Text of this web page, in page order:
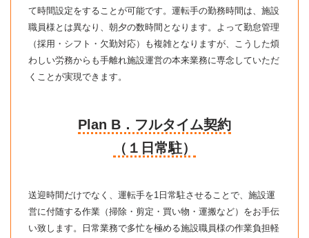
て時間設定をすることが可能です。運転手の勤務時間は、施設
職員様とは異なり、朝夕の数時間となります。よって勤怠管理
（採用・シフト・欠勤対応）も複雑となりますが、こうした煩
わしい労務からも手離れ施設運営の本来業務に専念していただ
くことが実現できます。
Plan B．フルタイム契約
（１日常駐）
送迎時間だけでなく、運転手を1日常駐させることで、施設運
営に付随する作業（掃除・剪定・買い物・運搬など）をお手伝
い致します。日常業務で多忙を極める施設職員様の作業負担軽